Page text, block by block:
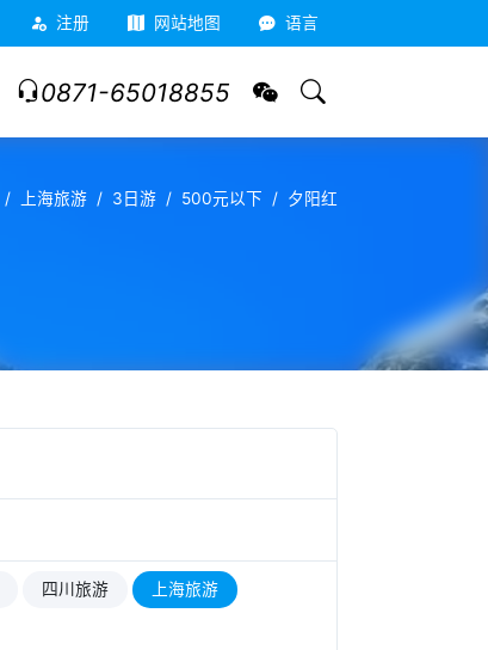
注册 网站地图 语言
0871-65018855
上海旅游 3日游 500元以下 夕阳红
四川旅游 上海旅游